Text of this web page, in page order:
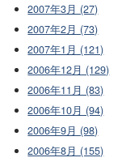
2007年3月 (27)
2007年2月 (73)
2007年1月 (121)
2006年12月 (129)
2006年11月 (83)
2006年10月 (94)
2006年9月 (98)
2006年8月 (155)